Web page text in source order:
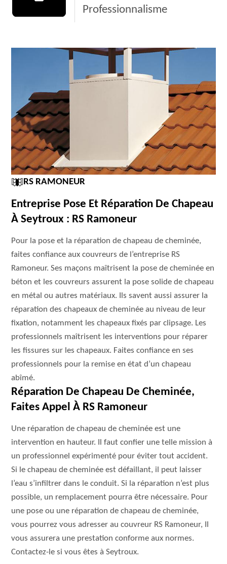
Professionnalisme
RS RAMONEUR
Entreprise Pose Et Réparation De Chapeau
À Seytroux : RS Ramoneur
Pour la pose et la réparation de chapeau de cheminée,
faites confiance aux couvreurs de l’entreprise RS
Ramoneur. Ses maçons maîtrisent la pose de cheminée en
béton et les couvreurs assurent la pose solide de chapeau
en métal ou autres matériaux. Ils savent aussi assurer la
réparation des chapeaux de cheminée au niveau de leur
fixation, notamment les chapeaux fixés par clipsage. Les
professionnels maîtrisent les interventions pour réparer
les fissures sur les chapeaux. Faites confiance en ses
professionnels pour la remise en état d’un chapeau
abîmé.
Réparation De Chapeau De Cheminée,
Faites Appel À RS Ramoneur
Une réparation de chapeau de cheminée est une
intervention en hauteur. Il faut confier une telle mission à
un professionnel expérimenté pour éviter tout accident.
Si le chapeau de cheminée est défaillant, il peut laisser
l’eau s’infiltrer dans le conduit. Si la réparation n’est plus
possible, un remplacement pourra être nécessaire. Pour
une pose ou une réparation de chapeau de cheminée,
vous pourrez vous adresser au couvreur RS Ramoneur, Il
vous assurera une prestation conforme aux normes.
Contactez-le si vous êtes à Seytroux.